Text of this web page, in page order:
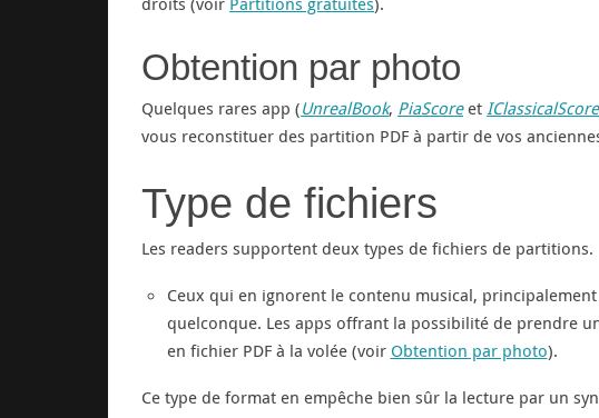
Obtention par photo
Quelques rares app (UnrealBook, PiaScoreet
vous reconstituer des partition PDF à partir de vos
Type de fichiers
Les readers supportent deux types de fichiers de partitions.
Ceux qui en ignorent le contenu musical,
quelconque. Les apps offrant la possibilité de prendre
en fichier PDF à la volée (voir Obtention par photo).
Ce type de format en empêche bien sûr la lecture par un